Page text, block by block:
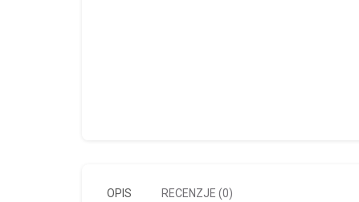
OPIS RECENZJE (0)